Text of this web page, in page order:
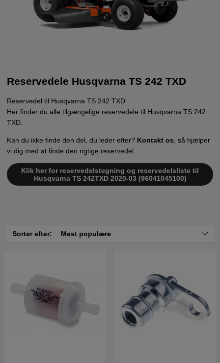
Reservedele Husqvarna TS 242 TXD
Reservedel til Husqvarna TS 242 TXD
Her finder du alle tilgængelige reservedele til Husqvarna TS 242
TXD.
Kan du ikke finde den del, du leder efter? Kontakt os , så hjælper
vi dig med at finde den rigtige reservedel.
Klik her for reservedelstegning og reservedelsliste til
Husqvarna TS 242TXD 2020-03 (96041045100)
Sorter efter: Mest populære